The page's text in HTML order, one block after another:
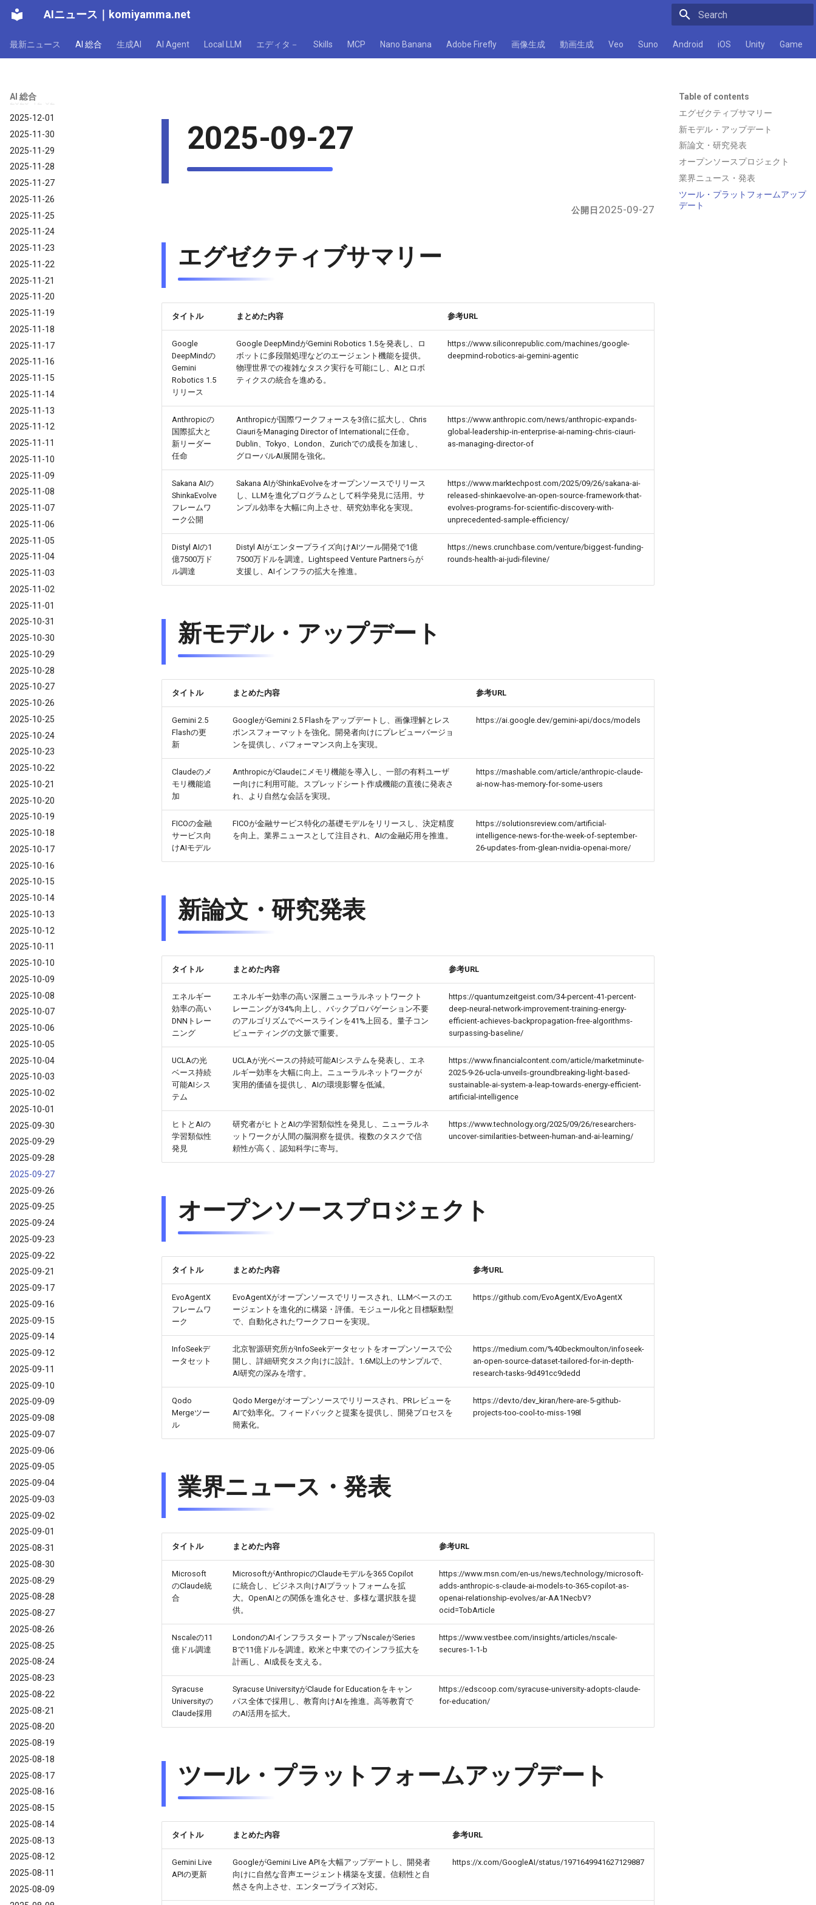
AIニュース komiyamma.net
最新ニュース AI 総合 生成AI AI Agent Local LLM エディタ－ Skills MCP Nano Banana Adobe Firefly 画像生成 動画生成 Veo Suno Android iOS Unity Game
AI 総合
2025-12-07
2025-12-02
2025-12-01
2025-11-30
2025-11-29
2025-11-28
2025-11-27
2025-11-26
2025-11-25
2025-11-24
2025-11-23
2025-11-22
2025-11-21
2025-11-20
2025-11-19
2025-11-18
2025-11-17
2025-11-16
2025-11-15
2025-11-14
2025-11-13
2025-11-12
2025-11-11
2025-11-10
2025-11-09
2025-11-08
2025-11-07
2025-11-06
2025-11-05
2025-11-04
2025-11-03
2025-11-02
2025-11-01
2025-10-31
2025-10-30
2025-10-29
2025-10-28
2025-10-27
2025-10-26
2025-10-25
2025-10-24
2025-10-23
2025-10-22
2025-10-21
2025-10-20
2025-10-19
2025-10-18
2025-10-17
2025-10-16
2025-10-15
2025-10-14
2025-10-13
2025-10-12
2025-10-11
2025-10-10
2025-10-09
2025-10-08
2025-10-07
2025-10-06
2025-10-05
2025-10-04
2025-10-03
2025-10-02
2025-10-01
2025-09-30
2025-09-29
2025-09-28
2025-09-27
2025-09-26
2025-09-25
2025-09-24
2025-09-23
2025-09-22
2025-09-21
2025-09-17
2025-09-16
2025-09-15
2025-09-14
2025-09-12
2025-09-11
2025-09-10
2025-09-09
2025-09-08
2025-09-07
2025-09-06
2025-09-05
2025-09-04
2025-09-03
2025-09-02
2025-09-01
2025-08-31
2025-08-30
2025-08-29
2025-08-28
2025-08-27
2025-08-26
2025-08-25
2025-08-24
2025-08-23
2025-08-22
2025-08-21
2025-08-20
2025-08-19
2025-08-18
2025-08-17
2025-08-16
2025-08-15
2025-08-14
2025-08-13
2025-08-12
2025-08-11
2025-08-09
Table of contents
エグゼクティブサマリー
新モデル・アップデート
新論文・研究発表
オープンソースプロジェクト
業界ニュース・発表
ツール・プラットフォームアップ
デート
2025-09-27
公開日 2025-09-27
エグゼクティブサマリー
タイトル まとめた内容 参考URL
Google
DeepMindの
Gemini
Robotics 1.5
リリース
Google DeepMindがGemini Robotics 1.5を発表し、ロ
ボットに多段階処理などのエージェント機能を提供。
物理世界での複雑なタスク実行を可能にし、AIとロボ
ティクスの統合を進める。
https://www.siliconrepublic.com/machines/google-
deepmind-robotics-ai-gemini-agentic
Anthropicの
国際拡大と
新リーダー
任命
Anthropicが国際ワークフォースを3倍に拡大し、Chris
CiauriをManaging Director of Internationalに任命。
Dublin、Tokyo、London、Zurichでの成長を加速し、
グローバルAI展開を強化。
https://www.anthropic.com/news/anthropic-expands-
global-leadership-in-enterprise-ai-naming-chris-ciauri-
as-managing-director-of
Sakana AIの
ShinkaEvolve
フレームワ
ーク公開
Sakana AIがShinkaEvolveをオープンソースでリリース
し、LLMを進化プログラムとして科学発見に活用。サ
ンプル効率を大幅に向上させ、研究効率化を実現。
https://www.marktechpost.com/2025/09/26/sakana-ai-
released-shinkaevolve-an-open-source-framework-that-
evolves-programs-for-scientific-discovery-with-
unprecedented-sample-efficiency/
Distyl AIの1
億7500万ド
ル調達
Distyl AIがエンタープライズ向けAIツール開発で1億
7500万ドルを調達。Lightspeed Venture Partnersらが
支援し、AIインフラの拡大を推進。
https://news.crunchbase.com/venture/biggest-funding-
rounds-health-ai-judi-filevine/
新モデル・アップデート
タイトル まとめた内容 参考URL
Gemini 2.5
Flashの更
新
GoogleがGemini 2.5 Flashをアップデートし、画像理解とレス
ポンスフォーマットを強化。開発者向けにプレビューバージョ
ンを提供し、パフォーマンス向上を実現。
https://ai.google.dev/gemini-api/docs/models
Claudeのメ
モリ機能追
加
AnthropicがClaudeにメモリ機能を導入し、一部の有料ユーザ
ー向けに利用可能。スプレッドシート作成機能の直後に発表さ
れ、より自然な会話を実現。
https://mashable.com/article/anthropic-claude-
ai-now-has-memory-for-some-users
FICOの金融
サービス向
けAIモデル
FICOが金融サービス特化の基礎モデルをリリースし、決定精度
を向上。業界ニュースとして注目され、AIの金融応用を推進。
https://solutionsreview.com/artificial-
intelligence-news-for-the-week-of-september-
26-updates-from-glean-nvidia-openai-more/
新論文・研究発表
タイトル まとめた内容 参考URL
エネルギー
効率の高い
DNNトレー
ニング
エネルギー効率の高い深層ニューラルネットワークト
レーニングが34%向上し、バックプロパゲーション不要
のアルゴリズムでベースラインを41%上回る。量子コン
ピューティングの文脈で重要。
https://quantumzeitgeist.com/34-percent-41-percent-
deep-neural-network-improvement-training-energy-
efficient-achieves-backpropagation-free-algorithms-
surpassing-baseline/
UCLAの光
ベース持続
可能AIシス
テム
UCLAが光ベースの持続可能AIシステムを発表し、エネ
ルギー効率を大幅に向上。ニューラルネットワークが
実用的価値を提供し、AIの環境影響を低減。
https://www.financialcontent.com/article/marketminute-
2025-9-26-ucla-unveils-groundbreaking-light-based-
sustainable-ai-system-a-leap-towards-energy-efficient-
artificial-intelligence
ヒトとAIの
学習類似性
発見
研究者がヒトとAIの学習類似性を発見し、ニューラルネ
ットワークが人間の脳洞察を提供。複数のタスクで信
頼性が高く、認知科学に寄与。
https://www.technology.org/2025/09/26/researchers-
uncover-similarities-between-human-and-ai-learning/
オープンソースプロジェクト
タイトル まとめた内容 参考URL
EvoAgentX
フレームワ
ーク
EvoAgentXがオープンソースでリリースされ、LLMベースのエ
ージェントを進化的に構築・評価。モジュール化と目標駆動型
で、自動化されたワークフローを実現。
https://github.com/EvoAgentX/EvoAgentX
InfoSeekデ
ータセット
北京智源研究所がInfoSeekデータセットをオープンソースで公
開し、詳細研究タスク向けに設計。1.6M以上のサンプルで、
AI研究の深みを増す。
https://medium.com/%40beckmoulton/infoseek-
an-open-source-dataset-tailored-for-in-depth-
research-tasks-9d491cc9dedd
Qodo
Mergeツー
ル
Qodo Mergeがオープンソースでリリースされ、PRレビューを
AIで効率化。フィードバックと提案を提供し、開発プロセスを
簡素化。
https://dev.to/dev_kiran/here-are-5-github-
projects-too-cool-to-miss-198l
業界ニュース・発表
タイトル まとめた内容 参考URL
Microsoft
のClaude統
合
MicrosoftがAnthropicのClaudeモデルを365 Copilot
に統合し、ビジネス向けAIプラットフォームを拡
大。OpenAIとの関係を進化させ、多様な選択肢を提
供。
https://www.msn.com/en-us/news/technology/microsoft-
adds-anthropic-s-claude-ai-models-to-365-copilot-as-
openai-relationship-evolves/ar-AA1NecbV?
ocid=TobArticle
Nscaleの11
億ドル調達
LondonのAIインフラスタートアップNscaleがSeries
Bで11億ドルを調達。欧米と中東でのインフラ拡大を
計画し、AI成長を支える。
https://www.vestbee.com/insights/articles/nscale-
secures-1-1-b
Syracuse
Universityの
Claude採用
Syracuse UniversityがClaude for Educationをキャン
パス全体で採用し、教育向けAIを推進。高等教育で
のAI活用を拡大。
https://edscoop.com/syracuse-university-adopts-claude-
for-education/
ツール・プラットフォームアップデート
タイトル まとめた内容 参考URL
Gemini Live
APIの更新
GoogleがGemini Live APIを大幅アップデートし、開発者
向けに自然な音声エージェント構築を支援。信頼性と自
然さを向上させ、エンタープライズ対応。
https://x.com/GoogleAI/status/1971649941627129887